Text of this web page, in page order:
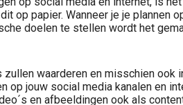
op papier. Wanneer je je plannen
doelen te stellen wordt het
waarderen en misschien
jouw social media kanalen en
en afbeeldingen ook als